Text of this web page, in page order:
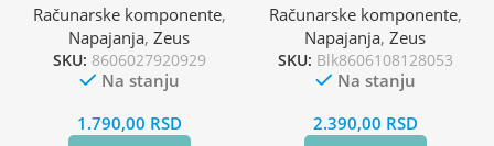
Računarske komponente,
Napajanja, Zeus
SKU: 8606027920929
Na stanju
1.790,00 RSD
Računarske komponente,
Napajanja, Zeus
SKU: Blk8606108128053
Na stanju
2.390,00 RSD